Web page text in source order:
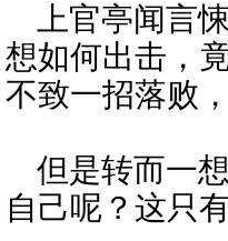
上官亭闻言
想如何出击，
不致一招落败
但是转而一
自己呢？这只